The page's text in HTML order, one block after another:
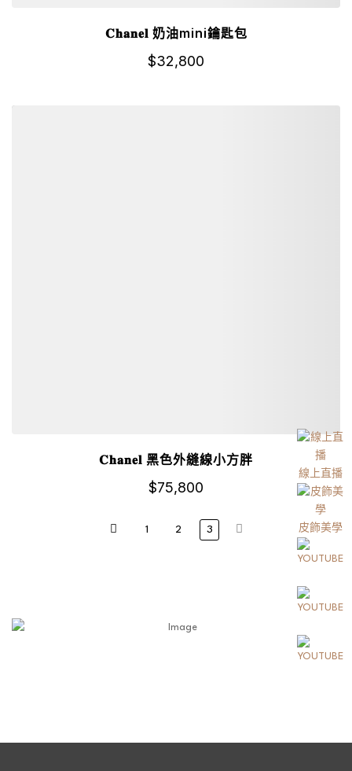
𝐂𝐡𝐚𝐧𝐞𝐥 奶油mini鑰匙包
$32,800
𝐂𝐡𝐚𝐧𝐞𝐥 黑色外縫線小方胖
$75,800
1 2 3
線上直播
皮飾美學